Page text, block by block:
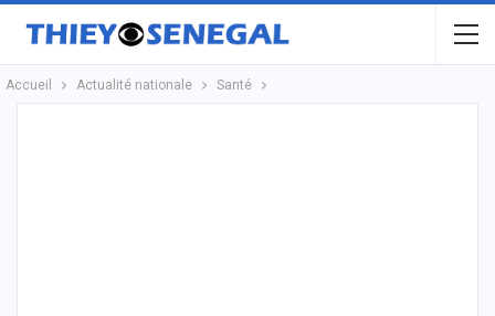
Accueil Actualité nationale Santé